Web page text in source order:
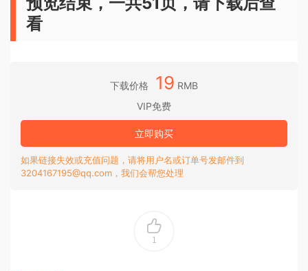
看
下载价格 19 RMB
VIP免费
立即购买
如果链接失效或充值问题，请将用户名或订单号发邮件到
3204167195@qq.com，我们会帮您处理
1